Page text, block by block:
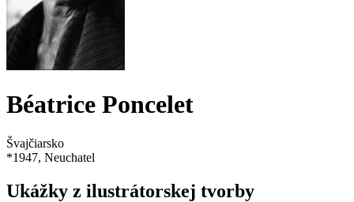
Béatrice Poncelet
Švajčiarsko
*1947, Neuchatel
Ukážky z ilustrátorskej tvorby